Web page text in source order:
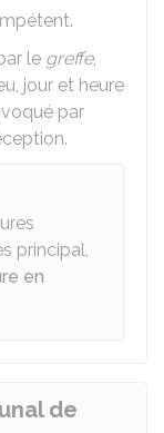
le greffe,
jour et heure
par
principal,
en
de